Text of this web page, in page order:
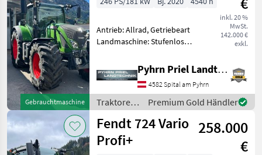
Gebrauchtmaschine
inkl. 20 %
MwSt.
142.000 €
exkl.
Antrieb: Allrad, Getriebeart
Landmaschine: Stufenloses
Zapfwellendrehzahl:
540/540E/1000/1000E,
Höchstgeschwindigkeit in
km/h: 50 km/h, Aufla
Pyhrn Priel Landtechnik JPJ GmbH
4582 Spital am Pyhrn
Traktoren
/ Fendt
Premium Gold Händler
Fendt 724 Vario
Profi+
258.000
€